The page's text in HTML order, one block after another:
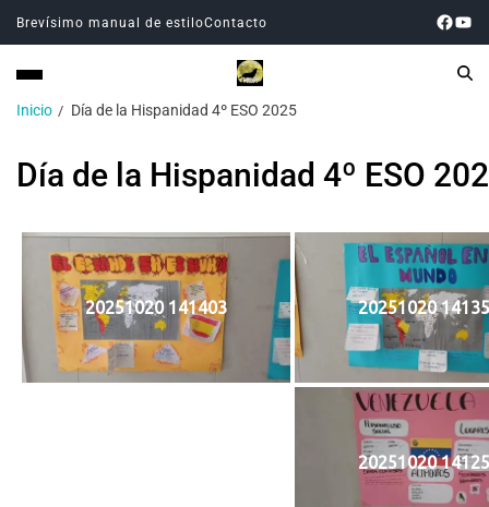
Brevísimo manual de estiloContacto
Inicio Día de la Hispanidad 4º ESO 2025
Día de la Hispanidad 4º ESO
20251020 141403 20251020
20251020